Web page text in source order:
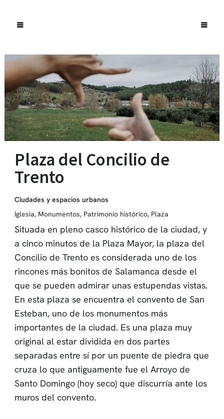
Plaza del Concilio de
Trento
Ciudades y espacios urbanos
Iglesia, Monumentos, Patrimonio histórico, Plaza
Situada en pleno casco histórico de la ciudad, y
a cinco minutos de la Plaza Mayor, la plaza del
Concilio de Trento es considerada uno de los
rincones más bonitos de Salamanca desde el
que se pueden admirar unas estupendas vistas.
En esta plaza se encuentra el convento de San
Esteban, uno de los monumentos más
importantes de la ciudad. Es una plaza muy
original al estar dividida en dos partes
separadas entre sí por un puente de piedra que
cruza lo que antiguamente fue el Arroyo de
Santo Domingo (hoy seco) que discurría ante los
muros del convento.